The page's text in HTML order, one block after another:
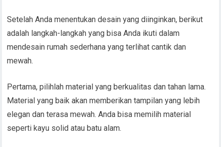
Setelah Anda menentukan desain yang diinginkan, berikut
adalah langkah-langkah yang bisa Anda ikuti dalam
mendesain rumah sederhana yang terlihat cantik dan
mewah.
Pertama, pilihlah material yang berkualitas dan tahan lama.
Material yang baik akan memberikan tampilan yang lebih
elegan dan terasa mewah. Anda bisa memilih material
seperti kayu solid atau batu alam.